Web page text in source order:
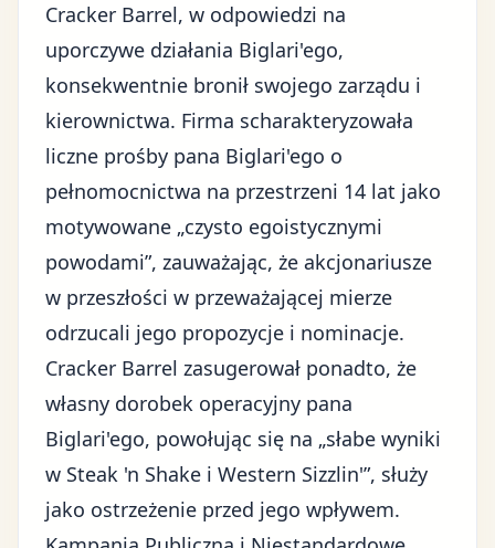
Cracker Barrel, w odpowiedzi na
uporczywe działania Biglari'ego,
konsekwentnie bronił swojego zarządu i
kierownictwa. Firma scharakteryzowała
liczne prośby pana Biglari'ego o
pełnomocnictwa na przestrzeni 14 lat jako
motywowane „czysto egoistycznymi
powodami”, zauważając, że akcjonariusze
w przeszłości w przeważającej mierze
odrzucali jego propozycje i nominacje.
Cracker Barrel zasugerował ponadto, że
własny dorobek operacyjny pana
Biglari'ego, powołując się na „słabe wyniki
w Steak 'n Shake i Western Sizzlin'”, służy
jako ostrzeżenie przed jego wpływem.